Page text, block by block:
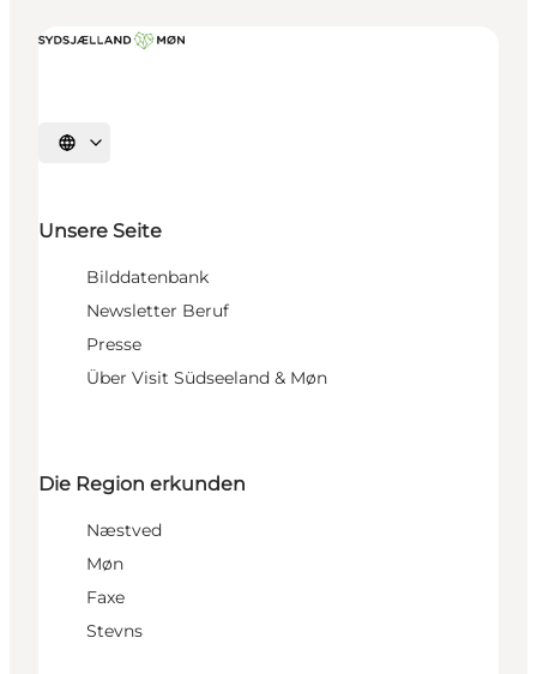
Sprache auswählen
Unsere Seite
Bilddatenbank
Newsletter Beruf
Presse
Über Visit Südseeland & Møn
Die Region erkunden
Næstved
Møn
Faxe
Stevns